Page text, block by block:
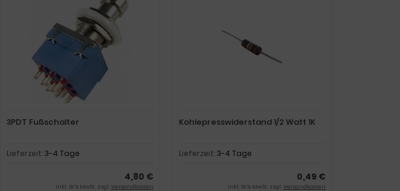
3PDT Fußschalter
Lieferzeit:3-4 Tage
4,80 €
inkl. 19 % MwSt. zzgl. Versandkosten
Kohlepresswiderstand 1/2 Watt 1K
Lieferzeit:3-4 Tage
0,49 €
inkl. 19 % MwSt. zzgl. Versandkosten